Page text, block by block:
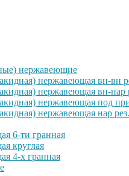
нержавеющие
нержавеющая вн-вн
нержавеющая вн-нар
нержавеющая под
нержавеющая нар
6-ти гранная
круглая
4-х гранная